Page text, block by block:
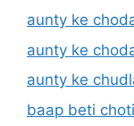
aunty ke
aunty ke
aunty ke
baap beti choti